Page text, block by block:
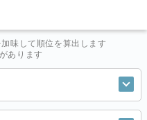
味して順位を算出します
あります